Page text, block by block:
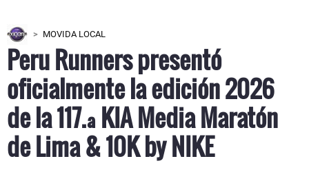
MOVIDA LOCAL
Peru Runners presentó
oficialmente la edición 2026
de la 117.ª KIA Media Maratón
de Lima & 10K by NIKE